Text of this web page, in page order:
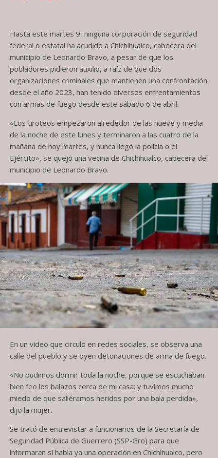
Hasta este martes 9, ninguna corporación de seguridad
federal o estatal ha acudido a Chichihualco, cabecera del
municipio de Leonardo Bravo, a pesar de que los
pobladores pidieron auxilio, a raíz de que dos
organizaciones criminales que mantienen una confrontación
desde el año 2023, han tenido diversos enfrentamientos
con armas de fuego desde este sábado 6 de abril.
«Los tiroteos empezaron alrededor de las nueve y media
de la noche de este lunes y terminaron a las cuatro de la
mañana de hoy martes, y nunca llegó la policía o el
Ejército», se quejó una vecina de Chichihualco, cabecera del
municipio de Leonardo Bravo.
En un video que circuló en redes sociales, se observa una
calle del pueblo y se oyen detonaciones de arma de fuego.
«No pudimos dormir toda la noche, porque se escuchaban
bien feo los balazos cerca de mi casa; y tuvimos mucho
miedo de que saliéramos heridos por una bala perdida»,
dijo la mujer.
Se trató de entrevistar a funcionarios de la Secretaría de
Seguridad Pública de Guerrero (SSP-Gro) para que
informaran si había ya una operación en Chichihualco, pero